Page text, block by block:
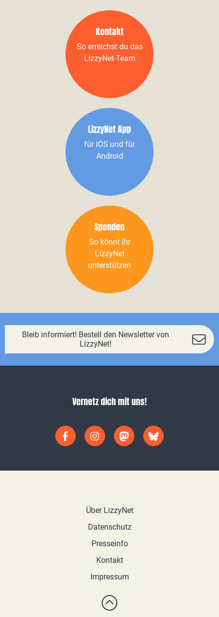
Kontakt
So erreichst du das
LizzyNet-Team
LizzyNet App
für iOS und für
Android
Spenden
So könnt ihr
LizzyNet
unterstützen
Bleib informiert! Bestell den Newsletter von
LizzyNet!
Vernetz dich mit uns!
Über LizzyNet
Datenschutz
Presseinfo
Kontakt
Impressum